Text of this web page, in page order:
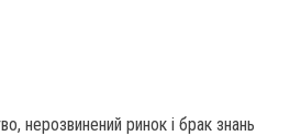
нерозвинений ринок і брак знань